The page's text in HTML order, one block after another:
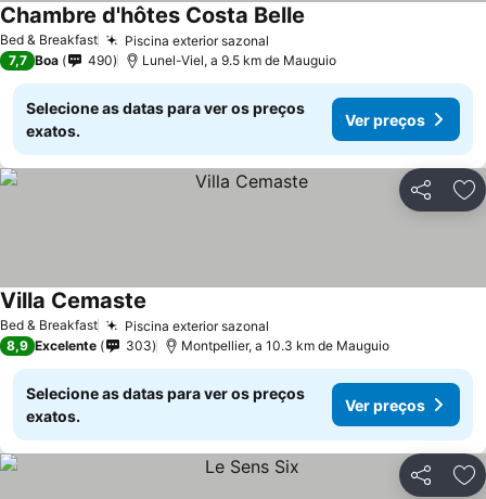
Bed & Breakfast Piscina exterior sazonal
Chambre d'hôtes Costa Belle
7,7 Boa 490 Lunel-Viel, a 9.5 km de Mauguio
Selecione as datas para ver os preços
exatos.
Ver preços
Partilhar
Bed & Breakfast Piscina exterior sazonal
Villa Cemaste
8,9 Excelente 303 Montpellier, a 10.3 km de Mauguio
Selecione as datas para ver os preços
exatos.
Ver preços
Partilhar